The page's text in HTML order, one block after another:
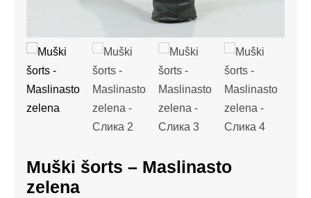
Muški šorts – Maslinasto
zelena